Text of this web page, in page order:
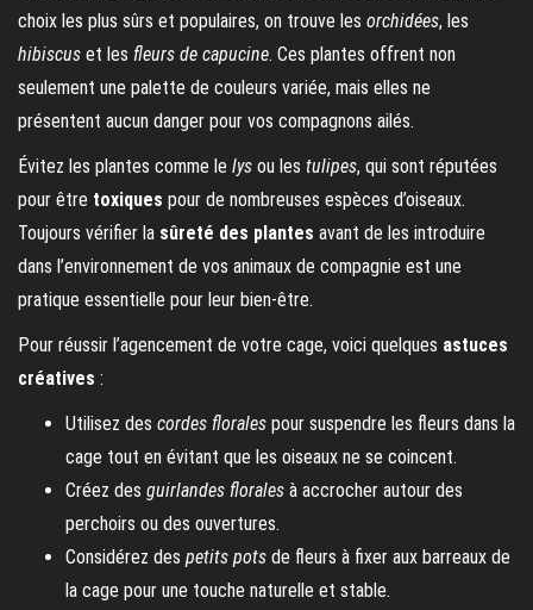
choix les plus sûrs et populaires, on trouve les orchidées, les
hibiscus et les fleurs de capucine. Ces plantes offrent non
seulement une palette de couleurs variée, mais elles ne
présentent aucun danger pour vos compagnons ailés.
Évitez les plantes comme le lys ou les tulipes, qui sont réputées
pour être toxiques pour de nombreuses espèces d’oiseaux.
Toujours vérifier la sûreté des plantes avant de les introduire
dans l’environnement de vos animaux de compagnie est une
pratique essentielle pour leur bien-être.
Pour réussir l’agencement de votre cage, voici quelques astuces
créatives :
Utilisez des cordes florales pour suspendre les fleurs dans la
cage tout en évitant que les oiseaux ne se coincent.
Créez des guirlandes florales à accrocher autour des
perchoirs ou des ouvertures.
Considérez des petits pots de fleurs à fixer aux barreaux de
la cage pour une touche naturelle et stable.